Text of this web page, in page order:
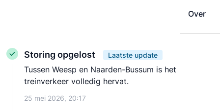
Over
Storing opgelost Laatste update
Tussen Weesp en Naarden-Bussum is het
treinverkeer volledig hervat.
25 mei 2026, 20:17